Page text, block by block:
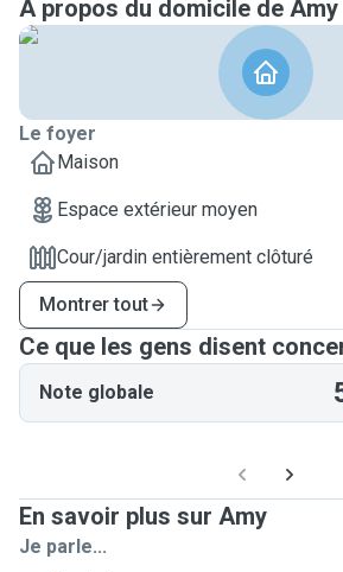
A propos du domicile de Amy
Le foyer
Maison
Espace extérieur moyen
Cour/jardin entièrement clôturé
Montrer tout
Ce que les gens disent
Note globale
En savoir plus sur Amy
Je parle...